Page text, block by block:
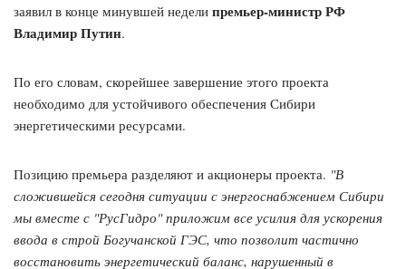
заявил в конце минувшей недели премьер-министр РФ
Владимир Путин.
По его словам, скорейшее завершение этого проекта
необходимо для устойчивого обеспечения Сибири
энергетическими ресурсами.
Позицию премьера разделяют и акционеры проекта. "В
сложившейся сегодня ситуации с энергоснабжением Сибири
мы вместе с "РусГидро" приложим все усилия для ускорения
ввода в строй Богучанской ГЭС, что позволит частично
восстановить энергетический баланс, нарушенный в